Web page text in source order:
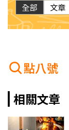
全部 文章
點八號
相關文章